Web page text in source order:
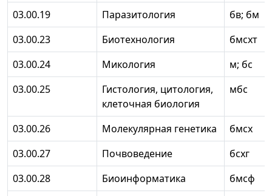
03.00.19
Паразитология
бв; бм
03.00.23
Биотехнология
бмсхт
03.00.24
Микология
м; бс
03.00.25
Гистология, цитология,
клеточная биология
мбс
03.00.26 Молекулярная генетика
бмсх
03.00.27
Почвоведение
бсхг
03.00.28
Биоинформатика
бмсф